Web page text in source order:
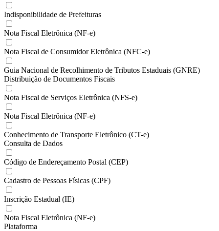
Indisponibilidade de Prefeituras
Nota Fiscal Eletrônica (NF-e)
Nota Fiscal de Consumidor Eletrônica (NFC-e)
Guia Nacional de Recolhimento de Tributos Estaduais (GNRE)
Distribuição de Documentos Fiscais
Nota Fiscal de Serviços Eletrônica (NFS-e)
Nota Fiscal Eletrônica (NF-e)
Conhecimento de Transporte Eletrônico (CT-e)
Consulta de Dados
Código de Endereçamento Postal (CEP)
Cadastro de Pessoas Físicas (CPF)
Inscrição Estadual (IE)
Nota Fiscal Eletrônica (NF-e)
Plataforma